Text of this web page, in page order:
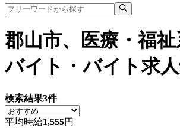
郡山市、医療・福祉
バイト・バイト求
検索結果3件
平均時給1,555円